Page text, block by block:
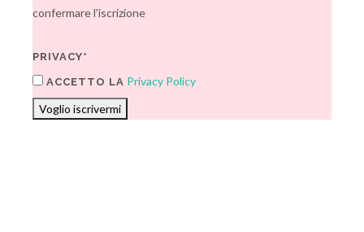
confermare l'iscrizione
PRIVACY*
ACCETTO LA Privacy Policy
Voglio iscrivermi